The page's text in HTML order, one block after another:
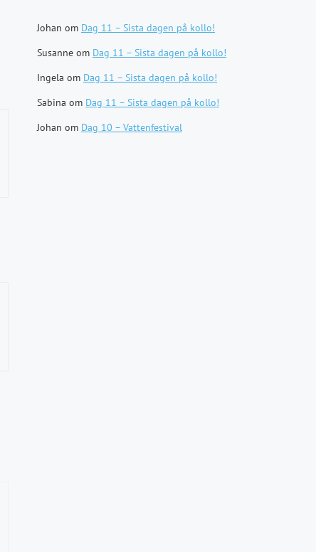
Johan om Dag 11 – Sista dagen på kollo!
Susanne om Dag 11 – Sista dagen på kollo!
Ingela om Dag 11 – Sista dagen på kollo!
Sabina om Dag 11 – Sista dagen på kollo!
Johan om Dag 10 – Vattenfestival